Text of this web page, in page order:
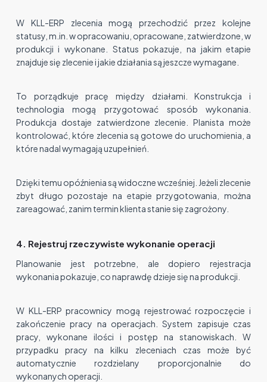
W KLL-ERP zlecenia mogą przechodzić przez kolejne
statusy, m.in. w opracowaniu, opracowane, zatwierdzone, w
produkcji i wykonane. Status pokazuje, na jakim etapie
znajduje się zlecenie i jakie działania są jeszcze wymagane.
To porządkuje pracę między działami. Konstrukcja i
technologia mogą przygotować sposób wykonania.
Produkcja dostaje zatwierdzone zlecenie. Planista może
kontrolować, które zlecenia są gotowe do uruchomienia, a
które nadal wymagają uzupełnień.
Dzięki temu opóźnienia są widoczne wcześniej. Jeżeli zlecenie
zbyt długo pozostaje na etapie przygotowania, można
zareagować, zanim termin klienta stanie się zagrożony.
4. Rejestruj rzeczywiste wykonanie operacji
Planowanie jest potrzebne, ale dopiero rejestracja
wykonania pokazuje, co naprawdę dzieje się na produkcji.
W KLL-ERP pracownicy mogą rejestrować rozpoczęcie i
zakończenie pracy na operacjach. System zapisuje czas
pracy, wykonane ilości i postęp na stanowiskach. W
przypadku pracy na kilku zleceniach czas może być
automatycznie rozdzielany proporcjonalnie do
wykonanych operacji.